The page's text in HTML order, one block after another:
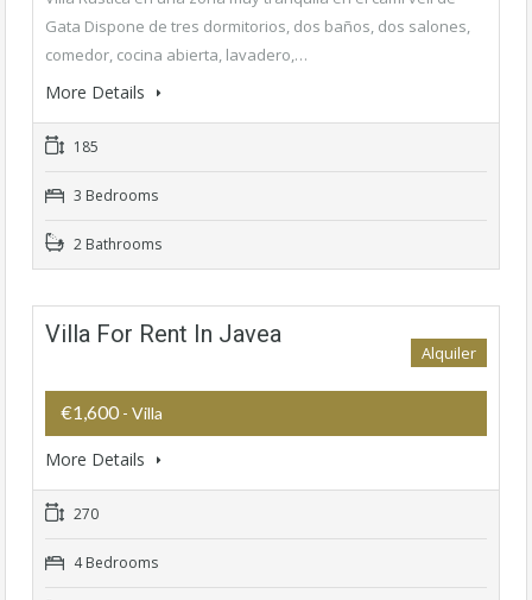
Gata Dispone de tres dormitorios, dos baños, dos salones,
comedor, cocina abierta, lavadero,…
More Details
185
3 Bedrooms
2 Bathrooms
Villa For Rent In Javea
Alquiler
€1,600 - Villa
More Details
270
4 Bedrooms